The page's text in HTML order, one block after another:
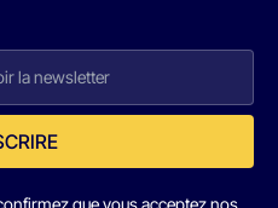
que vous acceptez nos